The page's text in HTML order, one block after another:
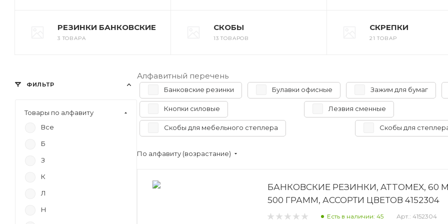
РЕЗИНКИ БАНКОВСКИЕ
3 ТОВАРА
СКОБЫ
13 ТОВАРОВ
СКРЕПКИ
21 ТОВАР
Алфавитный перечень
Банковские резинки Булавки офисные Зажим для бумаг
Кнопки силовые Лезвия сменные
Скобы для мебельного степлера Скобы для
По алфавиту (возрастание)
БАНКОВСКИЕ РЕЗИНКИ, ATTOMEX, 60
500 ГРАММ, АССОРТИ ЦВЕТОВ 4152304
Есть в наличии: 45 Арт.: 4152304
ФИЛЬТР
Товары по алфавиту
Все
Б
З
К
Л
Н